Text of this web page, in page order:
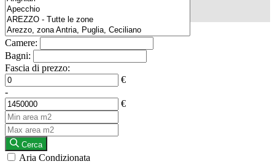
Ricerca casa
Camere:
Bagni:
Fascia di prezzo:
€
-
€
Cerca
Aria Condizionata